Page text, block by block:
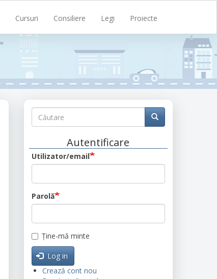
Cursuri Consiliere Legi Proiecte
Căutare
Căutare Căutare
Autentificare
Utilizator/email
Parolă
Ține-mă minte
Log in
Crează cont nou